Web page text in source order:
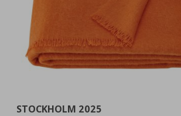
STOCKHOLM 2025